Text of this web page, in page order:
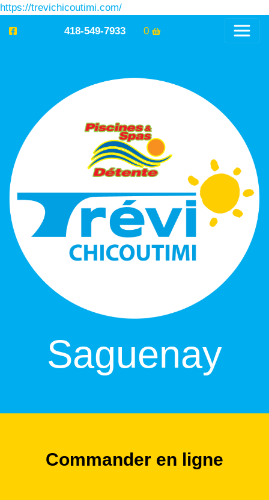
https://trevichicoutimi.com/
418-549-7933 0
Saguenay
Commander en ligne